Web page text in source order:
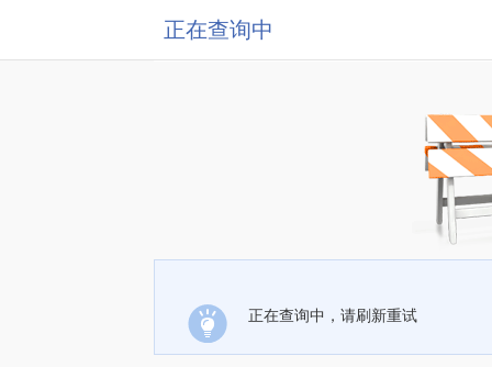
正在查询中
正在查询中，请刷新重试